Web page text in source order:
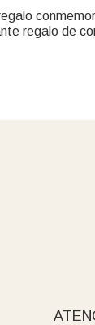
regalo de